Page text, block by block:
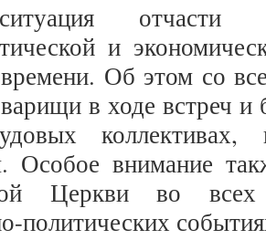
отчасти
и
Об этом со
в ходе встреч и
коллективах,
Особое внимание
Церкви во
политических